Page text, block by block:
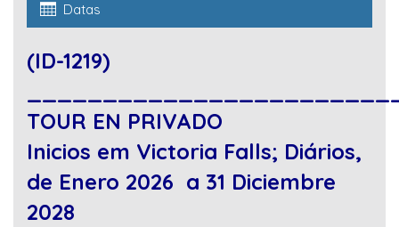
Datas
(ID-1219)
TOUR EN PRIVADO
Inicios em Victoria Falls; Diários,
de Enero 2026 a 31 Diciembre
2028